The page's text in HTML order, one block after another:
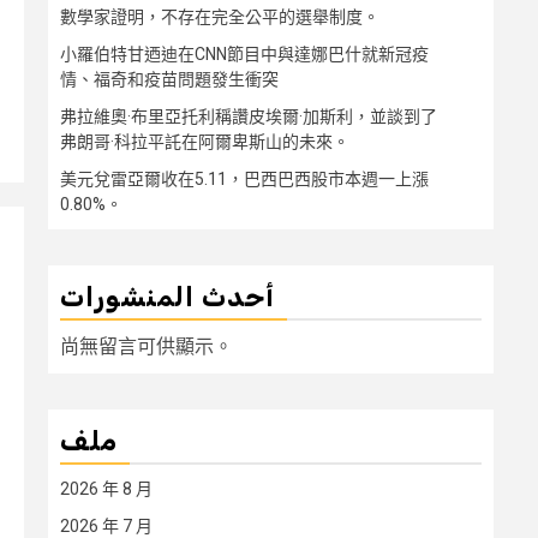
數學家證明，不存在完全公平的選舉制度。
小羅伯特甘迺迪在CNN節目中與達娜巴什就新冠疫
情、福奇和疫苗問題發生衝突
弗拉維奧·布里亞托利稱讚皮埃爾·加斯利，並談到了
弗朗哥·科拉平託在阿爾卑斯山的未來。
美元兌雷亞爾收在5.11，巴西巴西股市本週一上漲
0.80%。
أحدث المنشورات
尚無留言可供顯示。
ملف
2026 年 8 月
2026 年 7 月